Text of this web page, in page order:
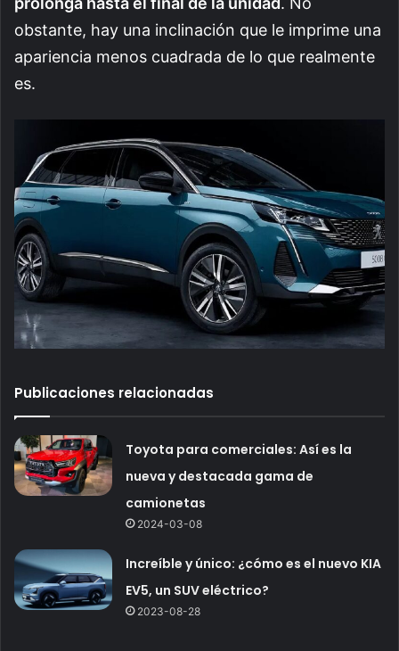
obstante, hay una inclinación que le imprime una
apariencia menos cuadrada de lo que realmente
es.
Publicaciones relacionadas
Toyota para comerciales: Así es la
nueva y destacada gama de
camionetas
2024-03-08
Increíble y único: ¿cómo es el nuevo KIA
EV5, un SUV eléctrico?
2023-08-28